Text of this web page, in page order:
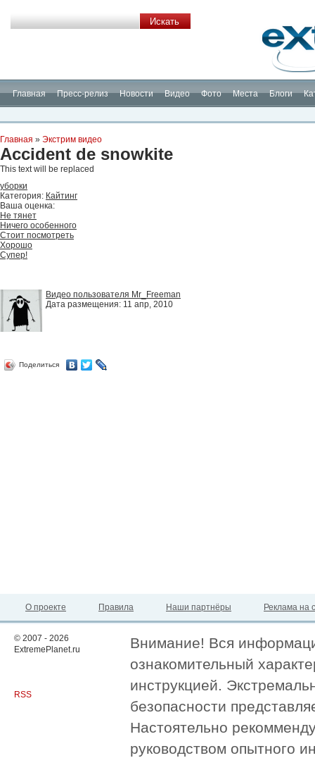
Главная Пресс-релиз Новости Видео Фото Места Блоги
Главная » Экстрим видео
Accident de snowkite
This text will be replaced
уборки
Категория: Кайтинг
Ваша оценка:
Не тянет
Ничего особенного
Стоит посмотреть
Хорошо
Супер!
Видео пользователя Mr_Freeman
Дата размещения: 11 апр, 2010
Поделиться
О проекте Правила Наши партнёры Реклама на
© 2007 - 2026
ExtremePlanet.ru
RSS
Внимание! Вся
ознакомительный
инструкцией.
безопасности
Настоятельно
руководством опытного